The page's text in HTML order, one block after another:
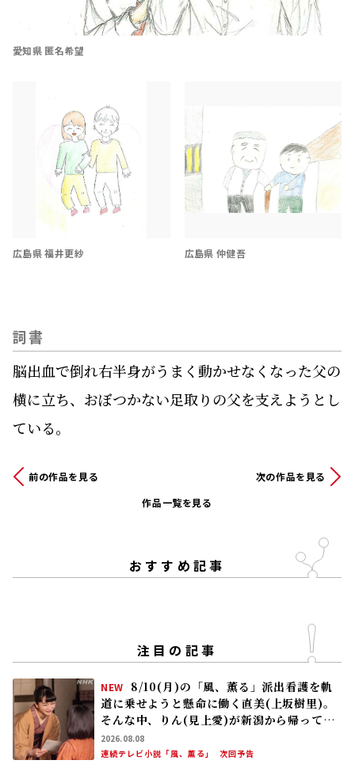
愛知県 匿名希望
広島県 福井更紗 広島県 仲健吾
詞書
脳出血で倒れ右半身がうまく動かせなくなった父の
横に立ち、おぼつかない足取りの父を支えようとし
ている。
前の作品を見る
作品一覧を見る
次の作品を見る
おすすめ記事
注目の記事
NEW
8/10(月)の「風、薫る」派出看護を軌
道に乗せようと懸命に働く直美(上坂樹里)。
そんな中、りん(見上愛)が新潟から帰ってく
る
2026.08.08
連続テレビ小説「風、薫る」
次回予告